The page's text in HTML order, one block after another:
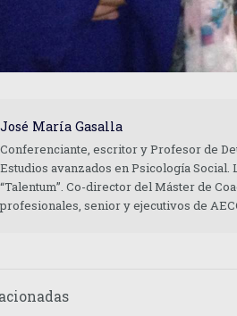
José María Gasalla
Conferenciante, escritor y Profesor de
Estudios avanzados en Psicología
“Talentum”. Co-director del Máster de
profesionales, senior y ejecutivos de